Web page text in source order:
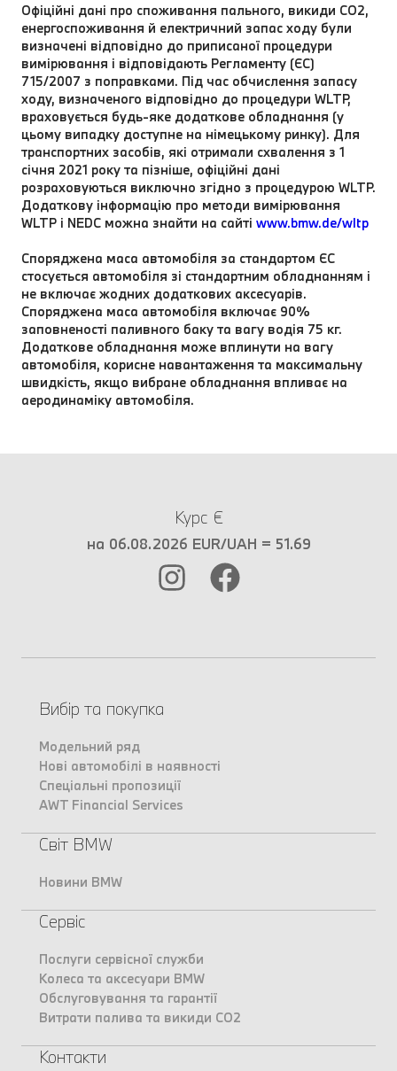
Офіційні дані про споживання пального, викиди CO2,
енергоспоживання й електричний запас ходу були
визначені відповідно до приписаної процедури
вимірювання і відповідають Регламенту (ЄС)
715/2007 з поправками. Під час обчислення запасу
ходу, визначеного відповідно до процедури WLTP,
враховується будь-яке додаткове обладнання (у
цьому випадку доступне на німецькому ринку). Для
транспортних засобів, які отримали схвалення з 1
січня 2021 року та пізніше, офіційні дані
розраховуються виключно згідно з процедурою WLTP.
Додаткову інформацію про методи вимірювання
WLTP і NEDC можна знайти на сайті www.bmw.de/wltp
Споряджена маса автомобіля за стандартом ЄC
стосується автомобіля зі стандартним обладнанням і
не включає жодних додаткових аксесуарів.
Споряджена маса автомобіля включає 90%
заповненості паливного баку та вагу водія 75 кг.
Додаткове обладнання може вплинути на вагу
автомобіля, корисне навантаження та максимальну
швидкість, якщо вибране обладнання впливає на
аеродинаміку автомобіля.
Курс €
на 06.08.2026 EUR/UAH = 51.69
Вибір та покупка
Модельний ряд
Нові автомобілі в наявності
Спеціальні пропозиції
AWT Financial Services
Світ BMW
Новини BMW
Сервіс
Послуги сервісної служби
Колеса та аксесуари BMW
Обслуговування та гарантії
Витрати палива та викиди CO2
Контакти